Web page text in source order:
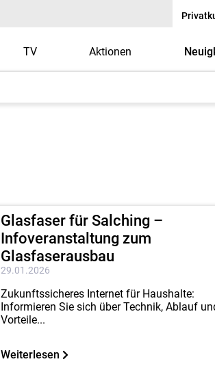
TV Aktionen
Glasfaser für Salching –
Infoveranstaltung zum
Glasfaserausbau
29.01.2026
Zukunftssicheres Internet für Haushalte:
Informieren Sie sich über Technik, Ablauf
Vorteile...
Weiterlesen